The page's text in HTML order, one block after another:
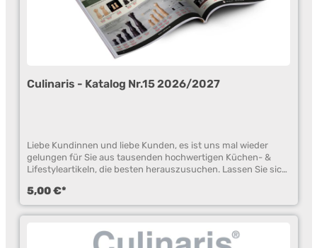
Culinaris - Katalog Nr.15 2026/2027
Liebe Kundinnen und liebe Kunden, es ist uns mal wieder
gelungen für Sie aus tausenden hochwertigen Küchen- &
Lifestyleartikeln, die besten herauszusuchen. Lassen Sie sich
Küchenaccessoires entführen und nehmen Sie sich etwas
Zeit zum Stöbern. Wir von Culinaris suchen immer nach dem
besonderen Design, nach der besonderen Funktion oder nach
der besonderen Form. Es gibt wieder viel zu entdecken,
Produkte, mit denen Kochen wirklich richtig Spaß macht.
5,00 €*